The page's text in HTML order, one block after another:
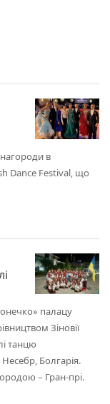
в
Dance Festival, що
палацу
Зіновії
танцю
Болгарія.
– Гран-прі.